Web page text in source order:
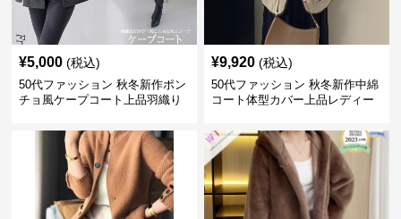
¥5,000 (税込)
50代ファッション 秋冬新作ポン
チョ風ケープコート上品羽織り
¥9,920 (税込)
50代ファッション 秋冬新作中綿
コート体型カバー上品レディー